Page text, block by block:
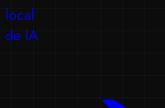
local
de IA